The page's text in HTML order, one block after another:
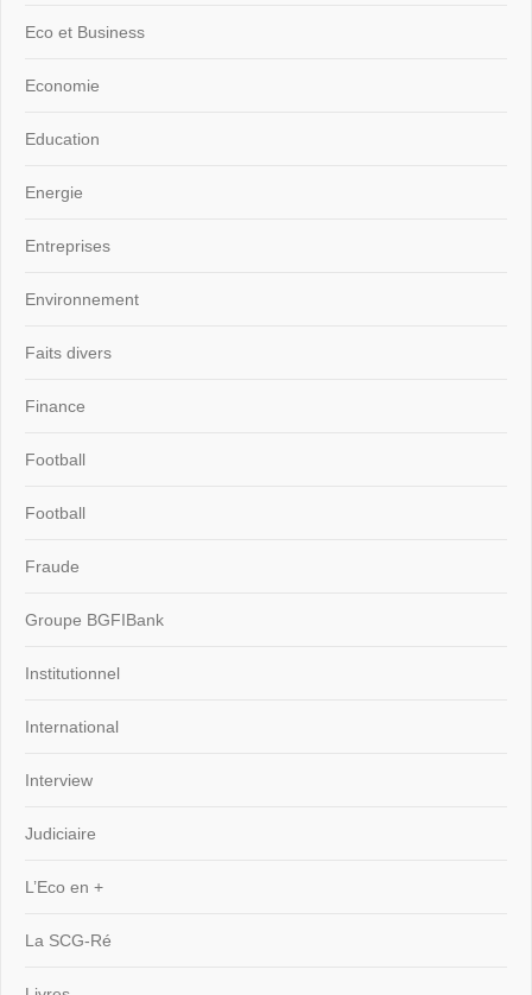
Eco et Business
Economie
Education
Energie
Entreprises
Environnement
Faits divers
Finance
Football
Football
Fraude
Groupe BGFIBank
Institutionnel
International
Interview
Judiciaire
L’Eco en +
La SCG-Ré